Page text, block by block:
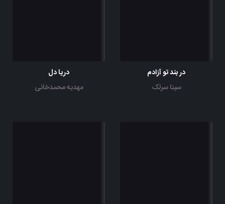
در بند تو آزادم
سینا سرلک
دریا دل
مهدیه محمدخانی